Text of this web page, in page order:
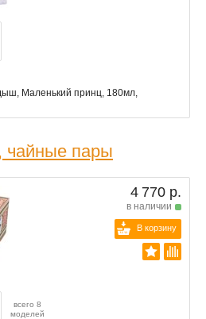
Маленький принц, 180мл,
чайные пары
4 770 р.
в наличии
В корзину
всего 8
моделей